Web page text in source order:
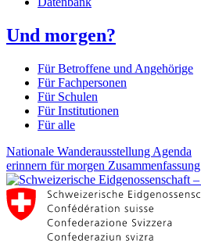
Und morgen?
Für Betroffene und Angehörige
Für Fachpersonen
Für Schulen
Für Institutionen
Für alle
Nationale Wanderausstellung Agenda
erinnern für morgen Zusammenfassung